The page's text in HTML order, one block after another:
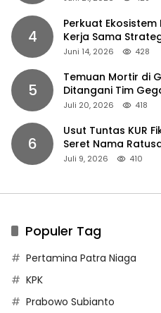
4
Perkuat Ekosistem
Kerja Sama
Juni 14, 2026 428
5
Temuan Mortir di
Ditangani Tim
Juli 20, 2026 418
6
Usut Tuntas KUR
Seret Nama
Juli 9, 2026 410
Populer Tag
Pertamina Patra Niaga
KPK
Prabowo Subianto